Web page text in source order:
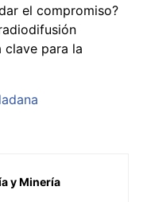
el compromiso?
clave para la
y Minería